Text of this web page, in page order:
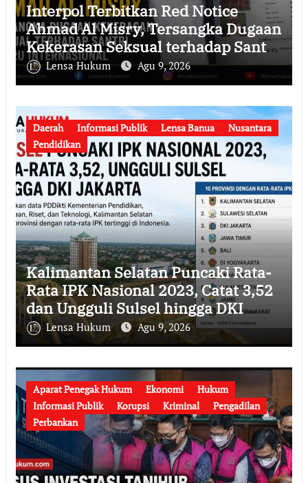
Interpol Terbitkan Red Notice
Ahmad Al Misry, Tersangka Dugaan
Kekerasan Seksual terhadap Santri
Kini Diburu Internasional
Lensa Hukum Agu 9, 2026
Daerah Informasi Publik Lensa Banua
Nusantara
Pendidikan
Kalimantan Selatan Puncaki Rata-
Rata IPK Nasional 2023, Catat 3,52
dan Ungguli Sulsel hingga DKI
Jakarta
Lensa Hukum Agu 9, 2026
Aparat Penegak Hukum Ekonomi
Hukum
Informasi Publik
Korupsi Kriminal
Pengadilan
Perbankan